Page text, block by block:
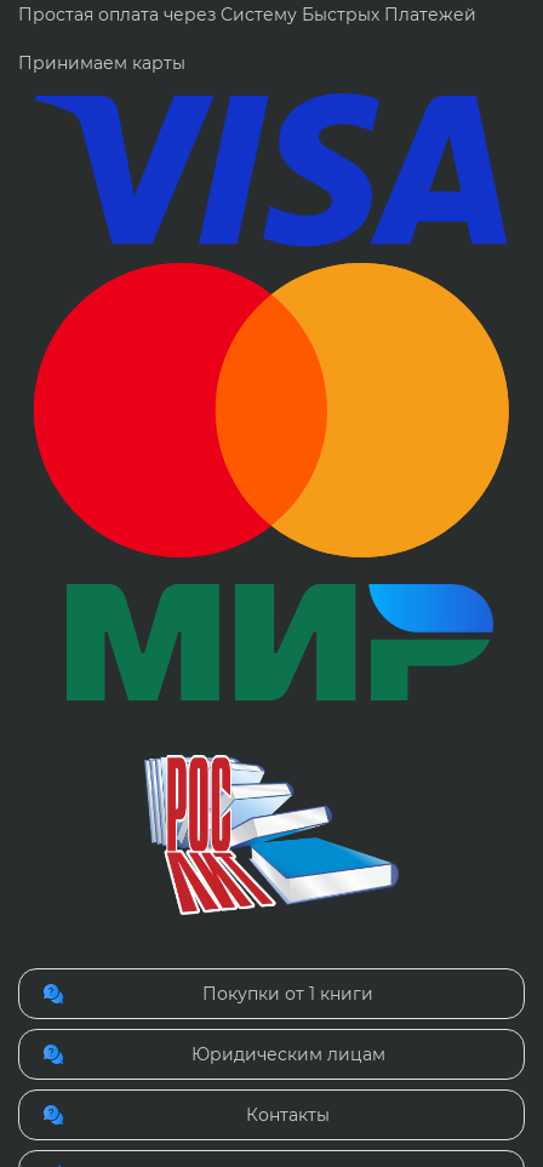
Простая оплата через Систему Быстрых Платежей
Принимаем карты
Покупки от 1 книги
Юридическим лицам
Контакты